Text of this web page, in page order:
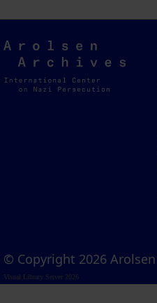
Arolsen
Archives
© Copyright 2026
Visual Library Server 2026